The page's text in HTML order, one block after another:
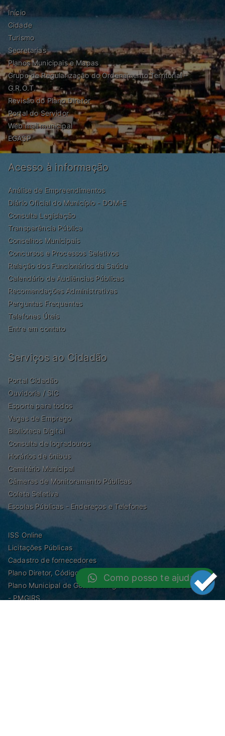
Início
Cidade
Turismo
Secretarias
Planos Municipais e Mapas
Grupo de Regularização do Ordenamento Territorial –
G.R.O.T.
Revisão do Plano Diretor
Portal do Servidor
Web mail municipal
EGASP
Acesso à informação
Análise de Empreendimentos
Diário Oficial do Município - DOM-E
Consulta Legislação
Transparência Pública
Conselhos Municipais
Concursos e Processos Seletivos
Relação dos Funcionários da Saúde
Calendário de Audiências Públicas
Recomendações Administrativas
Perguntas Frequentes
Telefones Úteis
Entre em contato
Serviços ao Cidadão
Portal Cidadão
Ouvidoria / SIC
Esporte para todos
Vagas de Emprego
Biblioteca Digital
Consulta de logradouros
Horários de ônibus
Cemitério Municipal
Câmeras de Monitoramento Públicas
Coleta Seletiva
Escolas Públicas - Endereços e Telefones
ISS Online
Licitações Públicas
Cadastro de fornecedores
Plano Diretor, Código de Obras, Zoneamento e Posturas
Plano Municipal de Gestão Integrada de de Resíduos Sólidos
- PMGIRS
Como posso te ajudar?